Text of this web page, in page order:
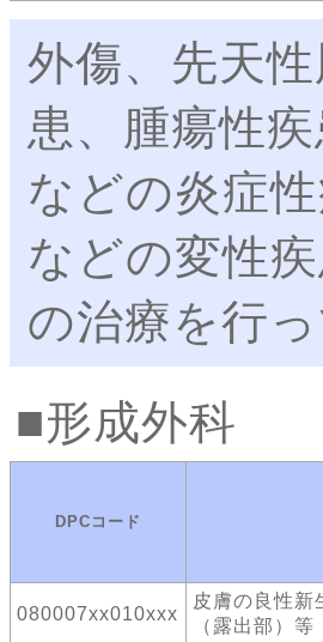
外傷、先天
患、腫瘍性
などの炎症
などの変性
の治療を行
形成外科
DPCコード
080007xx010xxx
皮膚の良性
（露出部）